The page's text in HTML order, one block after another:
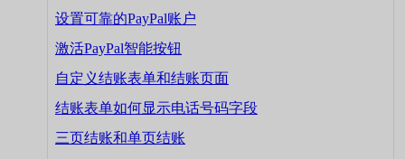
设置可靠的PayPal账户
激活PayPal智能按钮
自定义结账表单和结账页面
结账表单如何显示电话号码字段
三页结账和单页结账